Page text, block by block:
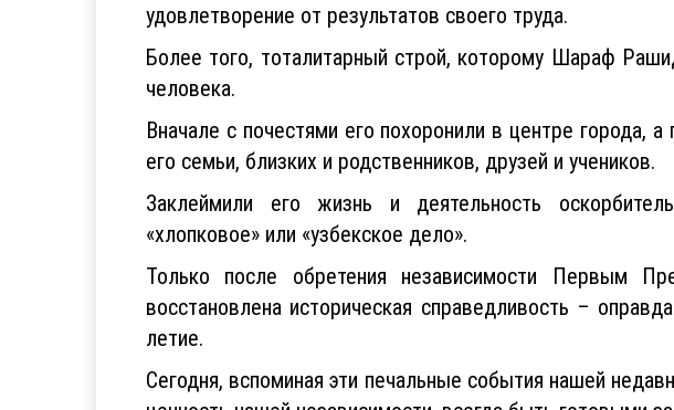
удовлетворение от результатов своего труда.
Более того, тоталитарный строй, которому Шараф
человека.
Вначале с почестями его похоронили в центре города,
его семьи, близких и родственников, друзей и учеников.
Заклеймили его жизнь и деятельность
«хлопковое» или «узбекское дело».
Только после обретения независимости Первым
восстановлена историческая справедливость –
летие.
Сегодня, вспоминая эти печальные события нашей